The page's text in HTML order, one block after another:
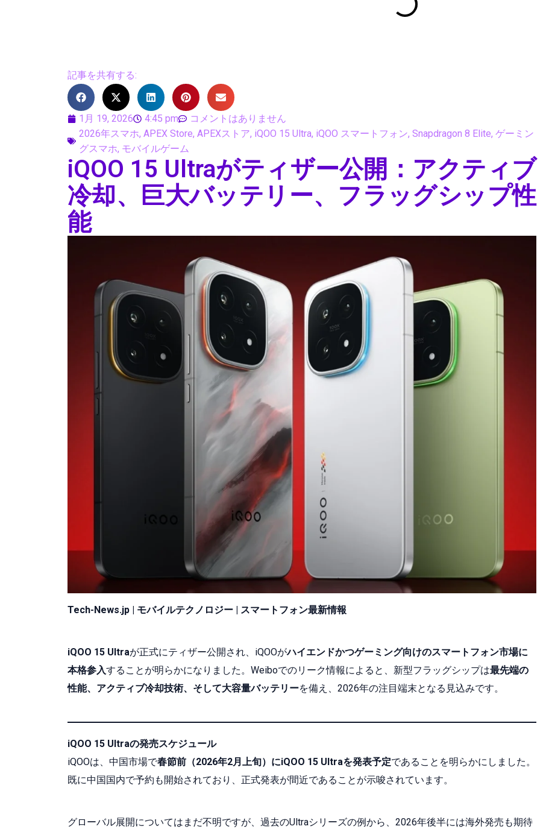
記事を共有する:
1月 19, 2026 4:45 pm
コメントはありません
2026年スマホ, APEX Store, APEXストア, iQOO 15 Ultra, iQOO スマートフォン, Snapdragon 8 Elite, ゲーミン
グスマホ, モバイルゲーム
iQOO 15 Ultraがティザー公開：アクティブ
冷却、巨大バッテリー、フラッグシップ性
能
Tech-News.jp | モバイルテクノロジー | スマートフォン最新情報
iQOO 15 Ultraが正式にティザー公開され、iQOOがハイエンドかつゲーミング向けのスマートフォン市場に
本格参入することが明らかになりました。Weiboでのリーク情報によると、新型フラッグシップは最先端の
性能、アクティブ冷却技術、そして大容量バッテリーを備え、2026年の注目端末となる見込みです。
iQOO 15 Ultraの発売スケジュール
iQOOは、中国市場で春節前（2026年2月上旬）にiQOO 15 Ultraを発表予定であることを明らかにしました。
既に中国国内で予約も開始されており、正式発表が間近であることが示唆されています。
グローバル展開についてはまだ不明ですが、過去のUltraシリーズの例から、2026年後半には海外発売も期待